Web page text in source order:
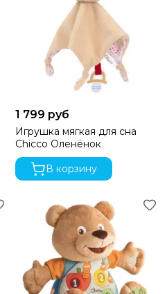
1 799 руб
Игрушка мягкая для сна
Chicco Оленёнок
В корзину